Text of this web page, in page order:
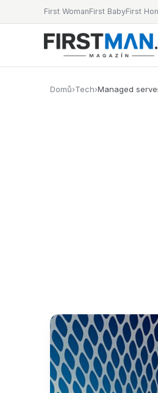
First WomanFirst BabyFirst
Domů›Tech›Managed